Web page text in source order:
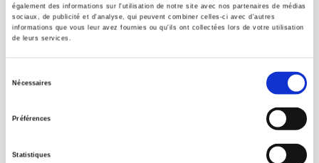
également des informations sur l'utilisation de notre site avec nos partenaires de médias
sociaux, de publicité et d'analyse, qui peuvent combiner celles-ci avec d'autres
informations que vous leur avez fournies ou qu'ils ont collectées lors de votre utilisation
de leurs services.
Nécessaires
Préférences
Statistiques
CONTACTS
FOREIGN RIGHTS
POUR LES LIBRAIRES
CONDITIONS GÉNÉRALES
À paraître